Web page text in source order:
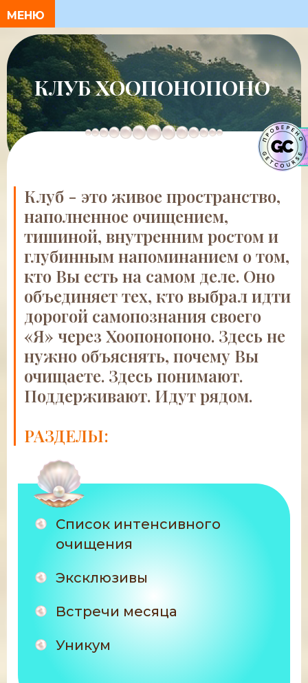
КЛУБ ХООПОНОПОНО
Клуб - это живое пространство,
наполненное очищением,
тишиной, внутренним ростом и
глубинным напоминанием о том,
кто Вы есть на самом деле. Оно
объединяет тех, кто выбрал идти
дорогой самопознания своего
«Я» через Хоопонопоно. Здесь не
нужно объяснять, почему Вы
очищаете. Здесь понимают.
Поддерживают. Идут рядом.
РАЗДЕЛЫ:
Cписок интенсивного
очищения
Эксклюзивы
Встречи месяца
Уникум